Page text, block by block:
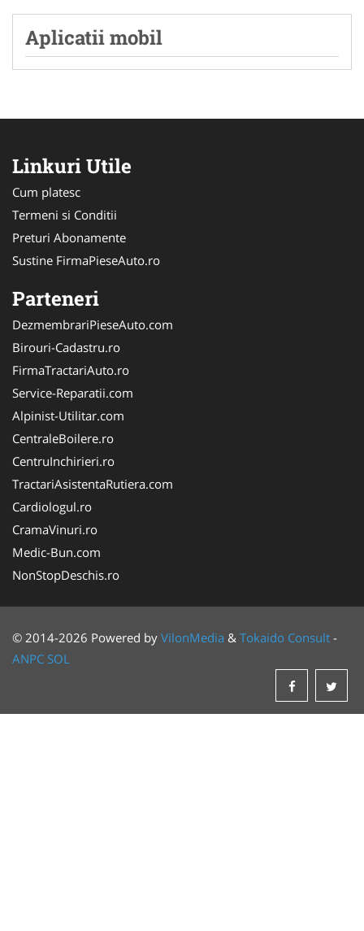
Aplicatii mobil
Linkuri Utile
Cum platesc
Termeni si Conditii
Preturi Abonamente
Sustine FirmaPieseAuto.ro
Parteneri
DezmembrariPieseAuto.com
Birouri-Cadastru.ro
FirmaTractariAuto.ro
Service-Reparatii.com
Alpinist-Utilitar.com
CentraleBoilere.ro
CentruInchirieri.ro
TractariAsistentaRutiera.com
Cardiologul.ro
CramaVinuri.ro
Medic-Bun.com
NonStopDeschis.ro
© 2014-2026 Powered by VilonMedia & Tokaido Consult -
ANPC SOL